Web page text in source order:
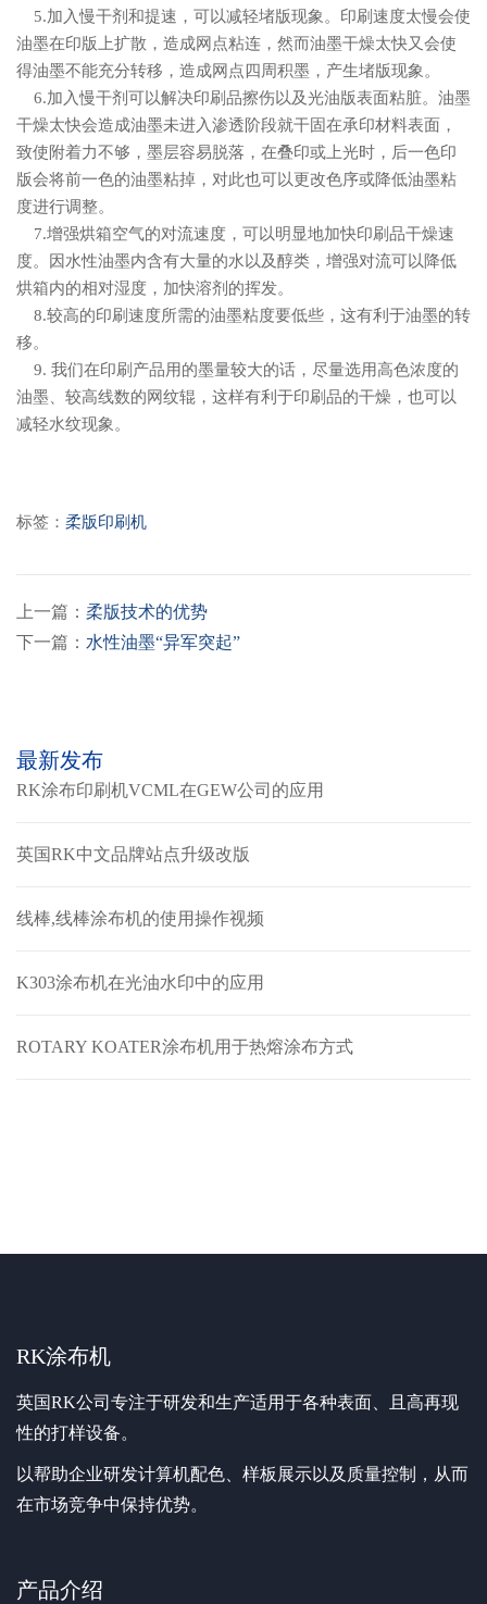
5.加入慢干剂和提速，可以减轻堵版现象。印刷速度太慢会使
油墨在印版上扩散，造成网点粘连，然而油墨干燥太快又会使
得油墨不能充分转移，造成网点四周积墨，产生堵版现象。
6.加入慢干剂可以解决印刷品擦伤以及光油版表面粘脏。油墨
干燥太快会造成油墨未进入渗透阶段就干固在承印材料表面，
致使附着力不够，墨层容易脱落，在叠印或上光时，后一色印
版会将前一色的油墨粘掉，对此也可以更改色序或降低油墨粘
度进行调整。
7.增强烘箱空气的对流速度，可以明显地加快印刷品干燥速
度。因水性油墨内含有大量的水以及醇类，增强对流可以降低
烘箱内的相对湿度，加快溶剂的挥发。
8.较高的印刷速度所需的油墨粘度要低些，这有利于油墨的转
移。
9. 我们在印刷产品用的墨量较大的话，尽量选用高色浓度的
油墨、较高线数的网纹辊，这样有利于印刷品的干燥，也可以
减轻水纹现象。
标签： 柔版印刷机
上一篇： 柔版技术的优势
下一篇： 水性油墨“异军突起”
最新发布
RK涂布印刷机VCML在GEW公司的应用
英国RK中文品牌站点升级改版
线棒,线棒涂布机的使用操作视频
K303涂布机在光油水印中的应用
ROTARY KOATER涂布机用于热熔涂布方式
RK涂布机
英国RK公司专注于研发和生产适用于各种表面、且高再现
性的打样设备。
以帮助企业研发计算机配色、样板展示以及质量控制，从而
在市场竞争中保持优势。
产品介绍